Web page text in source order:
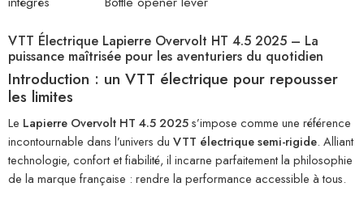
VTT Électrique Lapierre Overvolt HT 4.5 2025 – La
puissance maîtrisée pour les aventuriers du quotidien
Introduction : un VTT électrique pour repousser
les limites
Le Lapierre Overvolt HT 4.5 2025s’impose comme une référence
incontournable dans l’univers du VTT électrique semi-rigide. Alliant
technologie, confort et fiabilité, il incarne parfaitement la philosophie
de la marque française : rendre la performance accessible à tous.